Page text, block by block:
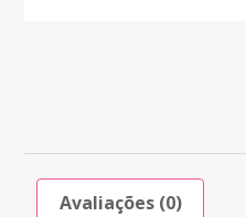
Avaliações (0)